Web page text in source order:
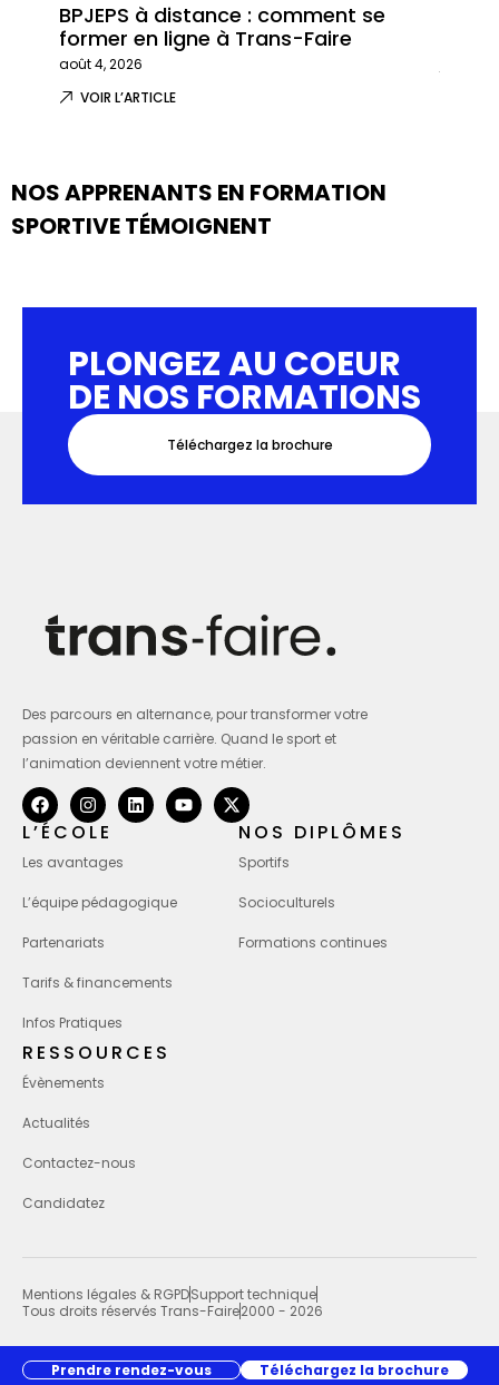
BPJEPS à distance : comment se
former en ligne à Trans-Faire
août 4, 2026
VOIR L’ARTICLE
NOS APPRENANTS EN FORMATION
SPORTIVE TÉMOIGNENT
PLONGEZ AU COEUR
DE NOS FORMATIONS
Téléchargez la brochure
Des parcours en alternance, pour transformer votre
passion en véritable carrière. Quand le sport et
l’animation deviennent votre métier.
L’ÉCOLE
Les avantages
L’équipe pédagogique
Partenariats
Tarifs & financements
Infos Pratiques
NOS DIPLÔMES
Sportifs
Socioculturels
Formations continues
RESSOURCES
Évènements
Actualités
Contactez-nous
Candidatez
Mentions légales & RGPDSupport technique
Tous droits réservés Trans-Faire2000 - 2026
Prendre rendez-vous Téléchargez la brochure